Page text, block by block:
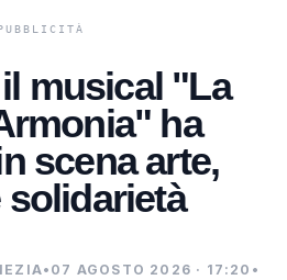
musical "La
ha
scena arte,
solidarietà
• 07 AGOSTO 2026 · 17:20 •